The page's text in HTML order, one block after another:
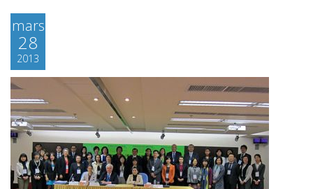
mars
28
2013